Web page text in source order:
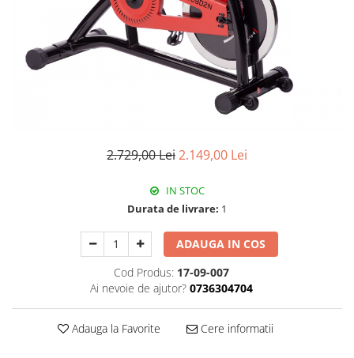
2.729,00 Lei2.149,00 Lei
IN STOC
Durata de livrare: 1
ADAUGA IN COS
Cod Produs: 17-09-007
Ai nevoie de ajutor? 0736304704
Adauga la Favorite Cere informatii